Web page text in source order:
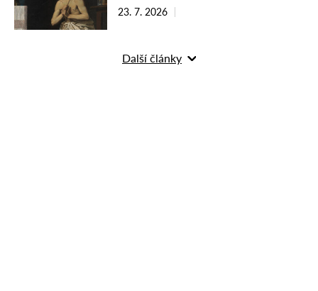
23. 7. 2026
Další články